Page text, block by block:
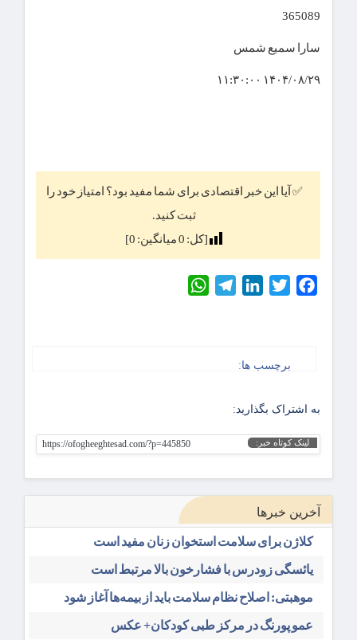
365089
سارا سمیع شمس
۱۴۰۴/۰۸/۲۹ ۱۱:۳۰:۰۰
✅ آیا این خبر اقتصادی برای شما مفید بود؟ امتیاز خود را
ثبت کنید.
[کل: 0میانگین: 0
]
Facebook
Twitter
LinkedIn
Telegram
برچسب ها:
به اشتراک بگذارید:
لینک کوتاه خبر: https://ofogheeghtesad.com/?p=445850
آخرین خبرها
کلاژن برای سلامت استخوان زنان مفید است
یائسگی زودرس با فشارخون بالا مرتبط است
موهبتی: اصلاح نظام سلامت باید از بیمه‌ها آغاز شود
عمو پورنگ در مرکز طبی کودکان+ عکس